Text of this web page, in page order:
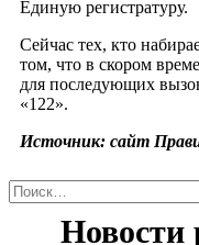
Единую регистратуру.
Сейчас тех, кто
том, что в скором
для последующих
«122».
Источник: сайт
Найти: